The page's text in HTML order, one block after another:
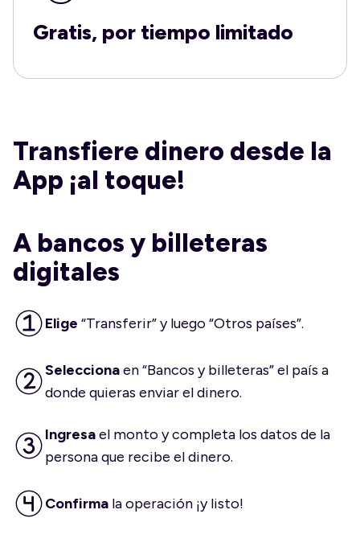
Gratis, por tiempo limitado
Transfiere dinero desde la
App ¡al toque!
A bancos y billeteras
digitales
Elige “Transferir” y luego “Otros países”.
Seleccionaen “Bancos y billeteras” el país a
donde quieras enviar el dinero.
Ingresael monto y completa los datos de la
persona que recibe el dinero.
Confirma la operación ¡y listo!